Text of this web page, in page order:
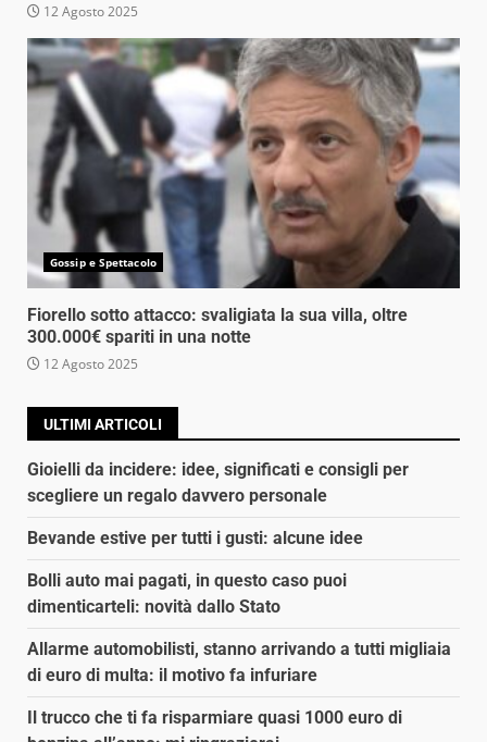
12 Agosto 2025
Gossip e Spettacolo
Fiorello sotto attacco: svaligiata la sua villa, oltre
300.000€ spariti in una notte
12 Agosto 2025
ULTIMI ARTICOLI
Gioielli da incidere: idee, significati e consigli per
scegliere un regalo davvero personale
Bevande estive per tutti i gusti: alcune idee
Bolli auto mai pagati, in questo caso puoi
dimenticarteli: novità dallo Stato
Allarme automobilisti, stanno arrivando a tutti migliaia
di euro di multa: il motivo fa infuriare
Il trucco che ti fa risparmiare quasi 1000 euro di